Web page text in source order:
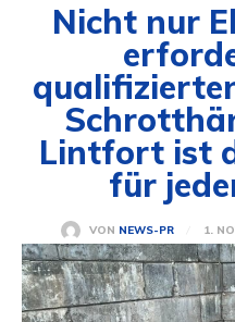
Nicht nur
Lintfort ist
für
VON NEWS-PR 1.